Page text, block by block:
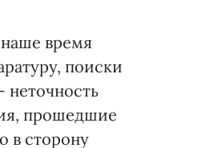
время
поиски
неточность
прошедшие
в сторону